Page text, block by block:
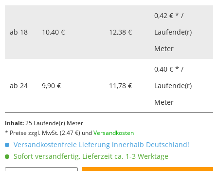
ab 18 10,40 € 12,38 €
0,42 € * /
Laufende(r)
Meter
ab 24 9,90 € 11,78 €
0,40 € * /
Laufende(r)
Meter
Inhalt:25 Laufende(r) Meter
* Preise zzgl. MwSt.(2.47 €) undVersandkosten
Versandkostenfreie Lieferung innerhalb Deutschland!
Sofort versandfertig, Lieferzeit ca. 1-3 Werktage